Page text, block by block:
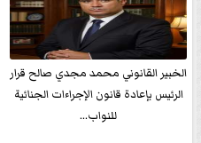
الخبير القانوني محمد مجدي صالح قرار
الرئيس بإعادة قانون الإجراءات الجنائية
للنواب...